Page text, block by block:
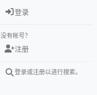
登录
没有帐号？
注册
登录或注册以进行搜索。